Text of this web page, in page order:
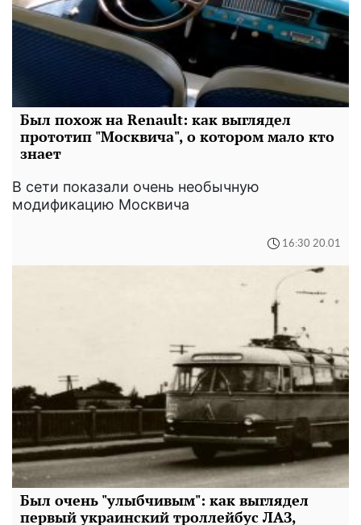
Был похож на Renault: как выглядел
прототип "Москвича", о котором мало кто
знает
В сети показали очень необычную
модификацию Москвича
16:30 20.01
Был очень "улыбчивым": как выглядел
первый украинский троллейбус ЛАЗ,